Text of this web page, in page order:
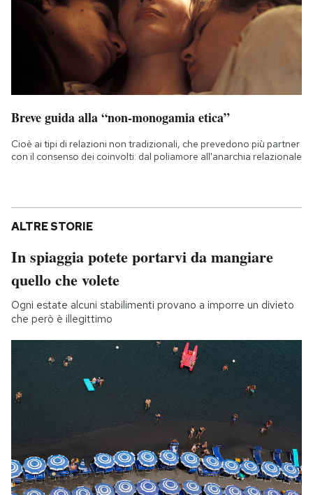
Breve guida alla “non-monogamia etica”
Cioè ai tipi di relazioni non tradizionali, che prevedono più partner
con il consenso dei coinvolti: dal poliamore all'anarchia relazionale
ALTRE STORIE
In spiaggia potete portarvi da mangiare
quello che volete
Ogni estate alcuni stabilimenti provano a imporre un divieto
che però è illegittimo